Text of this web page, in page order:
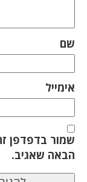
שם
אימייל
שמור בדפדפן
הבאה שאגיב.